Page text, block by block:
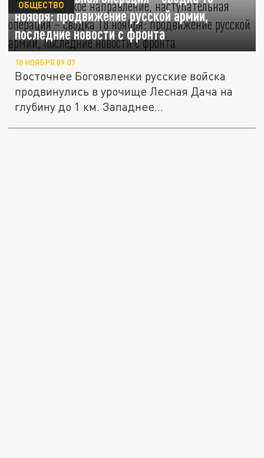
ноября: продвижение русской армии,
последние новости с фронта
ОБЩЕСТВО
18 НОЯБРЯ 09:07
Восточнее Богоявленки русские войска
продвинулись в урочище Лесная Дача на
глубину до 1 км. Западнее...